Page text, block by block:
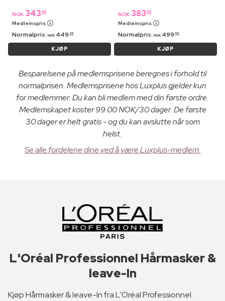
NOK 343 95
Medlemspris
Normalpris: NOK 449 95
KJØP
NOK 383 95
Medlemspris
Normalpris: NOK 499 95
KJØP
Besparelsene på medlemsprisene beregnes i forhold til
normalprisen. Medlemsprisene hos Luxplus gjelder kun
for medlemmer. Du kan bli medlem med din første ordre.
Medlemskapet koster 99.00 NOK/30 dager. De første
30 dager er helt gratis - og du kan avslutte når som
helst.
Se alle fordelene dine ved å være Luxplus-medlem.
L'Oréal Professionnel Hårmasker &
leave-In
Kjøp Hårmasker & leave-In fra L'Oréal Professionnel.